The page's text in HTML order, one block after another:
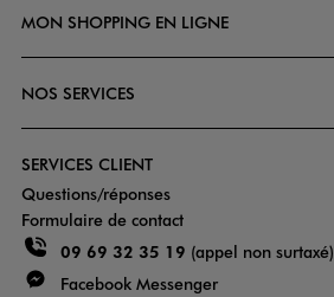
MON SHOPPING EN LIGNE
NOS SERVICES
SERVICES CLIENT
Questions/réponses
Formulaire de contact
09 69 32 35 19 (appel non surtaxé)
Facebook Messenger